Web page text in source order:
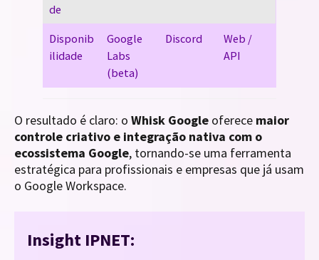
de
Disponib
ilidade
Google
Labs
(beta)
Discord
Web /
API
O resultado é claro: o Whisk Google oferece maior
controle criativo e integração nativa com o
ecossistema Google, tornando-se uma ferramenta
estratégica para profissionais e empresas que já usam
o Google Workspace.
Insight IPNET: